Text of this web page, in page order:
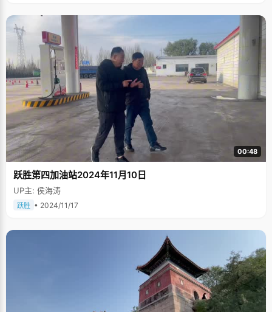
00:48
跃胜第四加油站2024年11月10日
UP主: 侯海涛
跃胜 • 2024/11/17